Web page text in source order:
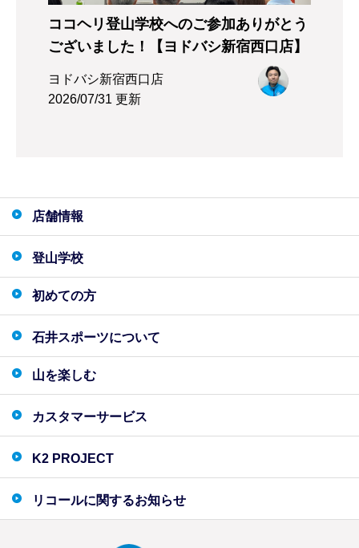
ココヘリ登山学校へのご参加ありがとう
ございました！【ヨドバシ新宿西口店】
ヨドバシ新宿西口店
2026/07/31 更新
店舗情報
登山学校
初めての方
石井スポーツについて
山を楽しむ
カスタマーサービス
K2 PROJECT
リコールに関するお知らせ